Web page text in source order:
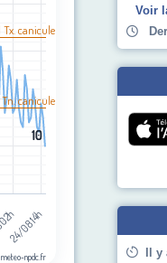
(°C). Data ranges
10
10
24/08 14h
meteo-npdc.fr
Tx. canicule
canicule
Voir
Il y